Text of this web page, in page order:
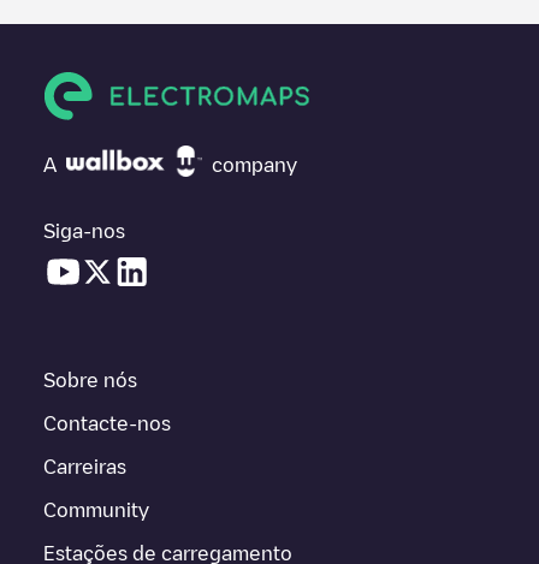
A company
Siga-nos
Sobre nós
Contacte-nos
Carreiras
Community
Estações de carregamento